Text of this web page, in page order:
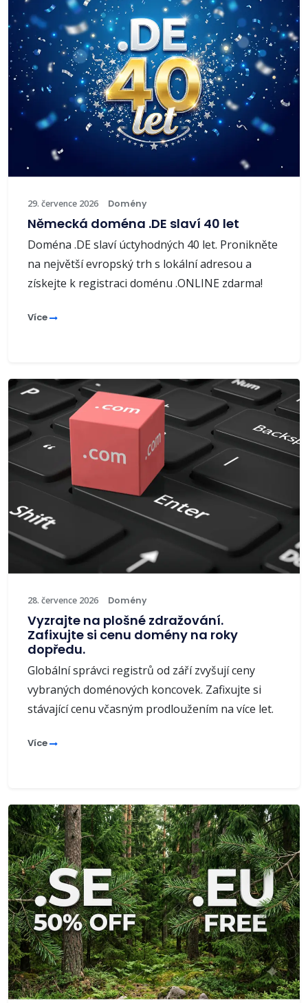
29. července 2026 Domény
Německá doména .DE slaví 40 let
Doména .DE slaví úctyhodných 40 let. Pronikněte
na největší evropský trh s lokální adresou a
získejte k registraci doménu .ONLINE zdarma!
Více
28. července 2026 Domény
Vyzrajte na plošné zdražování.
Zafixujte si cenu domény na roky
dopředu.
Globální správci registrů od září zvyšují ceny
vybraných doménových koncovek. Zafixujte si
stávající cenu včasným prodloužením na více let.
Více